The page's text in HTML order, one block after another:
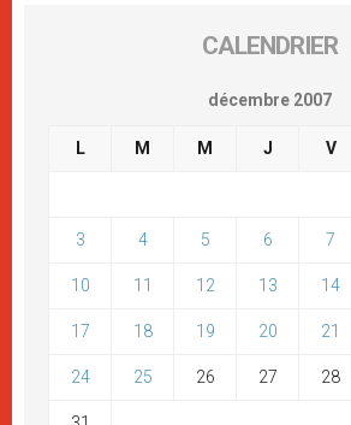
CALENDRIER
décembre 2007
L M M J V
3 4 5 6 7
10 11 12 13 14
17 18 19 20 21
24 25 26 27 28